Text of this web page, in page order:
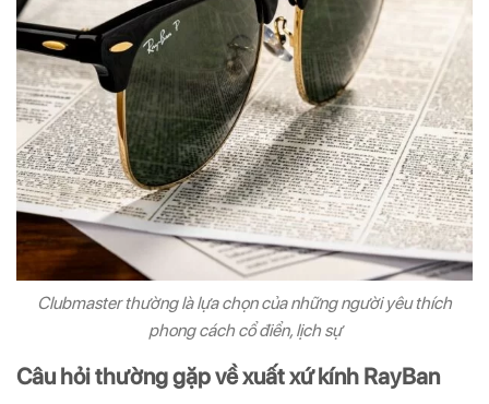
Clubmaster thường là lựa chọn của những người yêu thích
phong cách cổ điển, lịch sự
Câu hỏi thường gặp về xuất xứ kính RayBan